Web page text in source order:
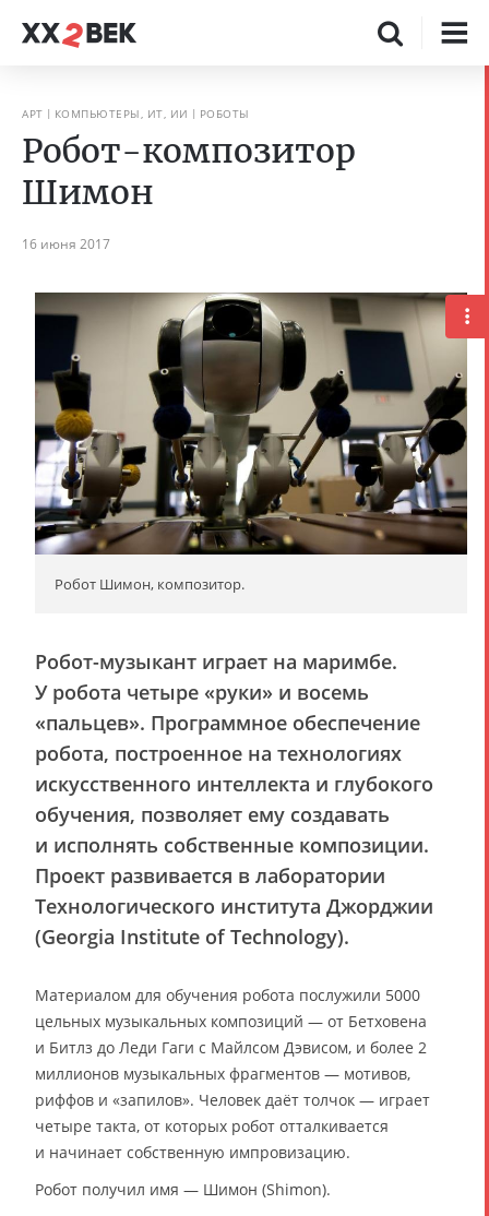
АРТ КОМПЬЮТЕРЫ, ИТ, ИИ РОБОТЫ
Робот-композитор
Шимон
16 июня 2017
Робот Шимон, композитор.
Робот-музыкант играет на маримбе.
У робота четыре «руки» и восемь
«пальцев». Программное обеспечение
робота, построенное на технологиях
искусственного интеллекта и глубокого
обучения, позволяет ему создавать
и исполнять собственные композиции.
Проект развивается в лаборатории
Технологического института Джорджии
(Georgia Institute of Technology).
Материалом для обучения робота послужили 5000
цельных музыкальных композиций — от Бетховена
и Битлз до Леди Гаги с Майлсом Дэвисом, и более 2
миллионов музыкальных фрагментов — мотивов,
риффов и «запилов». Человек даёт толчок — играет
четыре такта, от которых робот отталкивается
и начинает собственную импровизацию.
Робот получил имя — Шимон (Shimon).